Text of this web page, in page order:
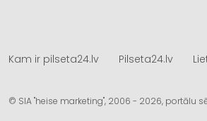
Kam ir pilseta24.lv Pilseta24.lv
© SIA "heise marketing", 2006 - 2026, portālu